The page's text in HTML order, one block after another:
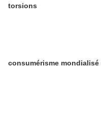
torsions
consumérisme mondialisé